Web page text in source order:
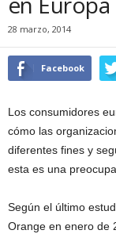
28 marzo, 2014
Facebook
Los consumidores
cómo las
diferentes fines y
esta es una
Según el último
Orange en enero de